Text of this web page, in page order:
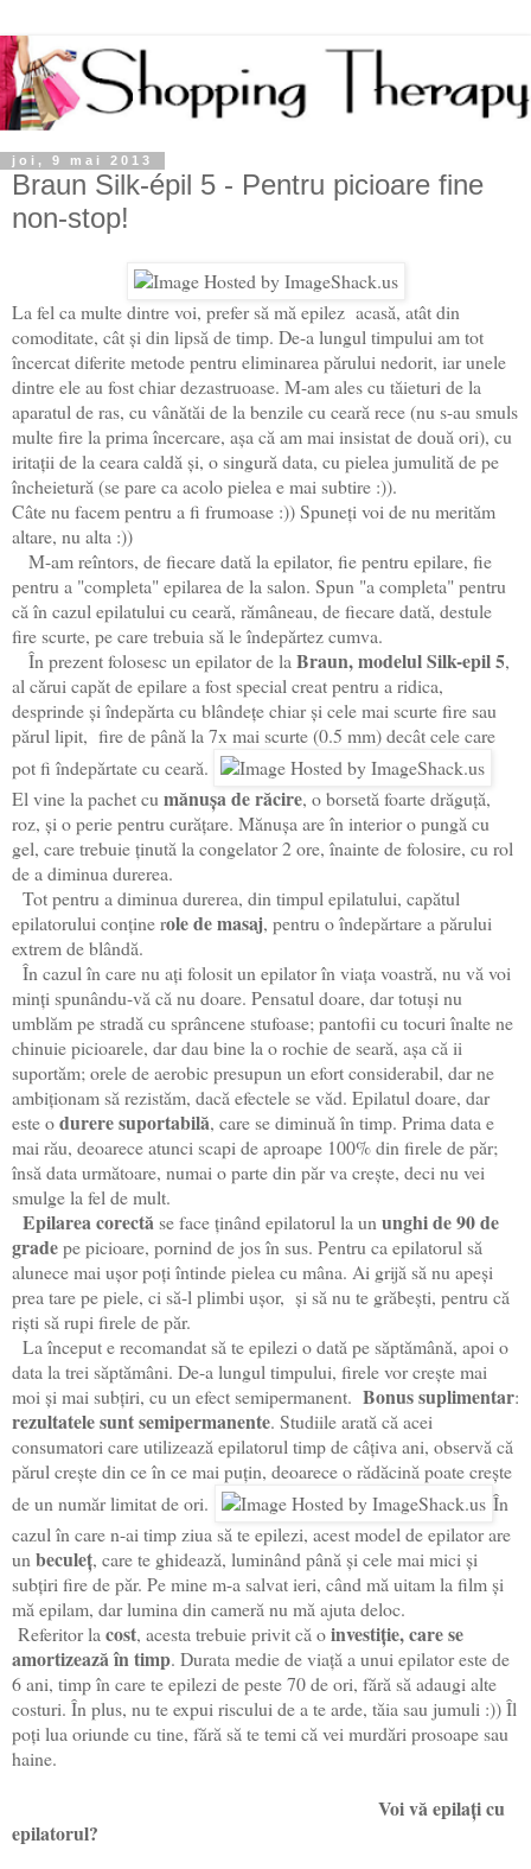
joi, 9 mai 2013
Braun Silk-épil 5 - Pentru picioare fine
non-stop!
La fel ca multe dintre voi, prefer să mă epilez acasă, atât din
comoditate, cât și din lipsă de timp. De-a lungul timpului am tot
încercat diferite metode pentru eliminarea părului nedorit, iar unele
dintre ele au fost chiar dezastruoase. M-am ales cu tăieturi de la
aparatul de ras, cu vânătăi de la benzile cu ceară rece (nu s-au smuls
multe fire la prima încercare, așa că am mai insistat de două ori), cu
iritații de la ceara caldă și, o singură data, cu pielea jumulită de pe
încheietură (se pare ca acolo pielea e mai subtire :)).
Câte nu facem pentru a fi frumoase :)) Spuneți voi de nu merităm
altare, nu alta :))
M-am reîntors, de fiecare dată la epilator, fie pentru epilare, fie
pentru a "completa" epilarea de la salon. Spun "a completa" pentru
că în cazul epilatului cu ceară, rămâneau, de fiecare dată, destule
fire scurte, pe care trebuia să le îndepărtez cumva.
În prezent folosesc un epilator de laBraun, modelul Silk-epil 5,
al cărui capăt de epilare a fost special creat pentru a ridica,
desprinde și îndepărta cu blândețe chiar și cele mai scurte fire sau
părul lipit, fire de până la 7x mai scurte (0.5 mm) decât cele care
pot fi îndepărtate cu ceară.
El vine la pachet cumănușa de răcire, o borsetă foarte drăguță,
roz, și o perie pentru curățare. Mănușa are în interior o pungă cu
gel, care trebuie ținută la congelator 2 ore, înainte de folosire, cu rol
de a diminua durerea.
Tot pentru a diminua durerea, din timpul epilatului, capătul
epilatorului conține role de masaj, pentru o îndepărtare a părului
extrem de blândă.
În cazul în care nu ați folosit un epilator în viața voastră, nu vă voi
minți spunându-vă că nu doare. Pensatul doare, dar totuși nu
umblăm pe stradă cu sprâncene stufoase; pantofii cu tocuri înalte ne
chinuie picioarele, dar dau bine la o rochie de seară, așa că ii
suportăm; orele de aerobic presupun un efort considerabil, dar ne
ambiționam să rezistăm, dacă efectele se văd. Epilatul doare, dar
este odurere suportabilă, care se diminuă în timp. Prima data e
mai rău, deoarece atunci scapi de aproape 100% din firele de păr;
însă data următoare, numai o parte din păr va crește, deci nu vei
smulge la fel de mult.
Epilarea corectăse face ținând epilatorul la ununghi de 90 de
gradepe picioare, pornind de jos în sus. Pentru ca epilatorul să
alunece mai ușor poți întinde pielea cu mâna. Ai grijă să nu apeși
prea tare pe piele, ci să-l plimbi ușor, și să nu te grăbești, pentru că
riști să rupi firele de păr.
La început e recomandat să te epilezi o dată pe săptămână, apoi o
data la trei săptămâni. De-a lungul timpului, firele vor crește mai
moi și mai subțiri, cu un efect semipermanent. Bonus suplimentar:
rezultatele sunt semipermanente. Studiile arată că acei
consumatori care utilizează epilatorul timp de câţiva ani, observă că
părul creşte din ce în ce mai puţin, deoarece o rădăcină poate creşte
de un număr limitat de ori.
În
cazul în care n-ai timp ziua să te epilezi, acest model de epilator are
unbeculeț, care te ghidează, luminând până și cele mai mici și
subțiri fire de păr. Pe mine m-a salvat ieri, când mă uitam la film și
mă epilam, dar lumina din cameră nu mă ajuta deloc.
Referitor lacost, acesta trebuie privit că oinvestiție, care se
amortizează în timp. Durata medie de viață a unui epilator este de
6 ani, timp în care te epilezi de peste 70 de ori, fără să adaugi alte
costuri. În plus, nu te expui riscului de a te arde, tăia sau jumuli :)) Îl
poți lua oriunde cu tine, fără să te temi că vei murdări prosoape sau
haine.
Voi vă epilați cu
epilatorul?